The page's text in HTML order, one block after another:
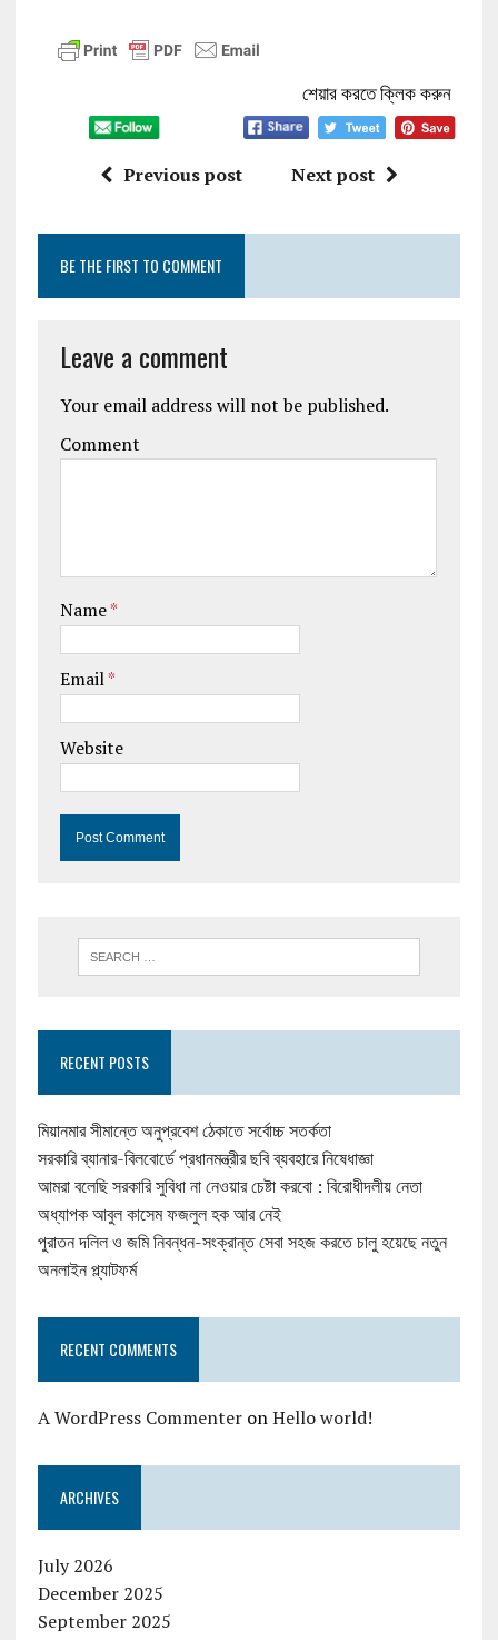
শেয়ার করতে ক্লিক করুন
Previous post Next post
BE THE FIRST TO COMMENT
Leave a comment
Your email address will not be published.
Comment
Name*
Email*
Website
RECENT POSTS
মিয়ানমার সীমান্তে অনুপ্রবেশ ঠেকাতে সর্বোচ্চ সতর্কতা
সরকারি ব্যানার-বিলবোর্ডে প্রধানমন্ত্রীর ছবি ব্যবহারে নিষেধাজ্ঞা
আমরা বলেছি সরকারি সুবিধা না নেওয়ার চেষ্টা করবো : বিরোধীদলীয় নেতা
অধ্যাপক আবুল কাসেম ফজলুল হক আর নেই
পুরাতন দলিল ও জমি নিবন্ধন-সংক্রান্ত সেবা সহজ করতে চালু হয়েছে নতুন
অনলাইন প্ল্যাটফর্ম
RECENT COMMENTS
A WordPress CommenteronHello world!
ARCHIVES
July 2026
December 2025
September 2025